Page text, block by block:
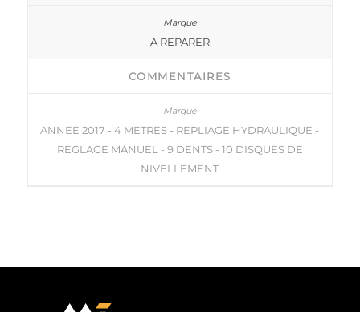
A REPARER
COMMENTAIRES
ANNEE 2017 - 4 METRES - REPLIAGE HYDRAULIQUE -
REGLAGE MANUEL - 9 DENTS - 10 DISQUES DE
NIVELLEMENT